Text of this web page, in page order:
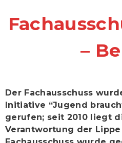
–
Der Fachausschuss
Initiative “Jugend
gerufen; seit 2010 liegt
Verantwortung der